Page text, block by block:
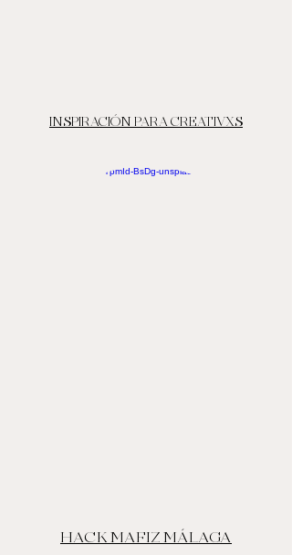
INSPIRACIÓN PARA CREATIVXS
HACK MAFIZ MÁLAGA